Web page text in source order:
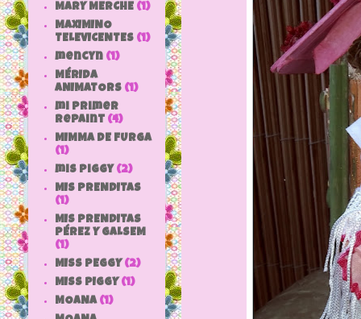
MARY MERCHE (1)
MAXIMINO
TELEVICENTES (1)
mencyn (1)
MÉRIDA
ANIMATORS (1)
mi primer
repaint (4)
MIMMA DE FURGA
(1)
mis piggy (2)
MIS PRENDITAS
(1)
MIS PRENDITAS
PÉREZ Y GALSEM
(1)
MISS PEGGY (2)
MISS PIGGY (1)
MOANA (1)